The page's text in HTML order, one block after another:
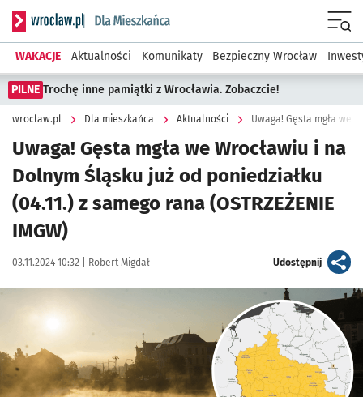
Serwis informacyjny wroclaw.pl podserwis: Dla mieszkańca
WAKACJE Aktualności Komunikaty Bezpieczny Wrocław
PILNE Trochę inne pamiątki z Wrocławia. Zobaczcie!
wroclaw.pl Dla mieszkańca Aktualności
Uwaga! Gęsta mgła we Wrocławiu i na
Dolnym Śląsku już od poniedziałku
(04.11.) z samego rana (OSTRZEŻENIE
IMGW)
Data publikacji:
03.11.2024 10:32 | Autor:
Robert Migdał Udostępnijartykuł
Kliknij, aby powiększyć